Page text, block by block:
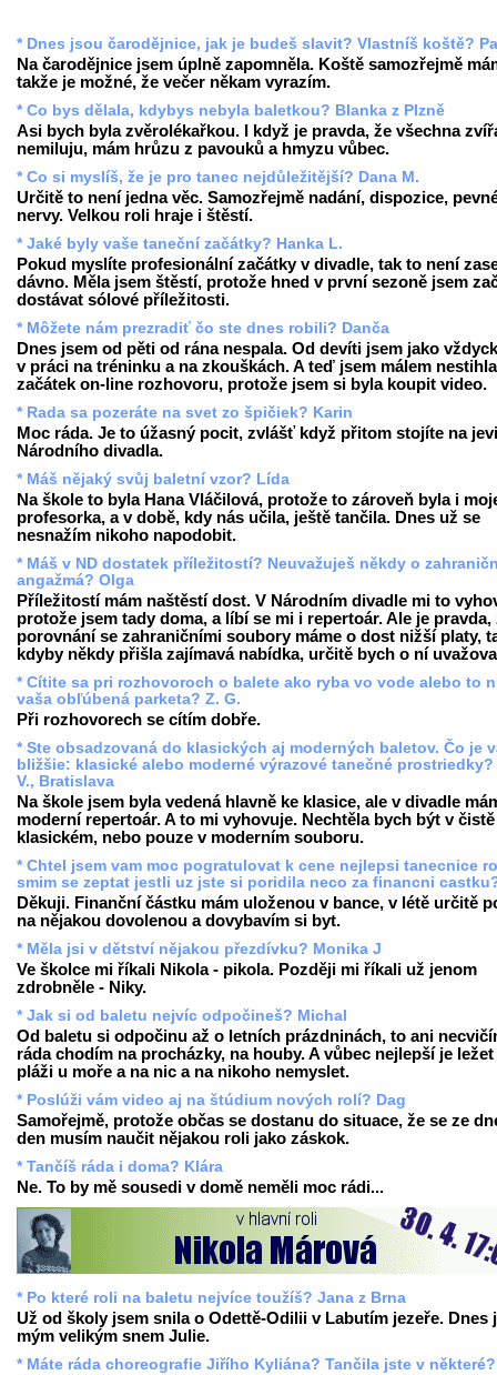
* Dnes jsou čarodějnice, jak je budeš slavit? Vlastníš koště?
Na čarodějnice jsem úplně zapomněla. Koště samozřejmě
takže je možné, že večer někam vyrazím.
* Co bys dělala, kdybys nebyla baletkou? Blanka z Plzně
Asi bych byla zvěrolékařkou. I když je pravda, že všechna
nemiluju, mám hrůzu z pavouků a hmyzu vůbec.
* Co si myslíš, že je pro tanec nejdůležitější? Dana M.
Určitě to není jedna věc. Samozřejmě nadání, dispozice,
nervy. Velkou roli hraje i štěstí.
* Jaké byly vaše taneční začátky? Hanka L.
Pokud myslíte profesionální začátky v divadle, tak to není
dávno. Měla jsem štěstí, protože hned v první sezoně jsem
dostávat sólové příležitosti.
* Môžete nám prezradiť čo ste dnes robili? Danča
Dnes jsem od pěti od rána nespala. Od devíti jsem jako
v práci na tréninku a na zkouškách. A teď jsem málem nestihla
začátek on-line rozhovoru, protože jsem si byla koupit video.
* Rada sa pozeráte na svet zo špičiek? Karin
Moc ráda. Je to úžasný pocit, zvlášť když přitom stojíte na
Národního divadla.
* Máš nějaký svůj baletní vzor? Lída
Na škole to byla Hana Vláčilová, protože to zároveň byla i
profesorka, a v době, kdy nás učila, ještě tančila. Dnes už se
nesnažím nikoho napodobit.
* Máš v ND dostatek příležitostí? Neuvažuješ někdy o
angažmá? Olga
Příležitostí mám naštěstí dost. V Národním divadle mi to
protože jsem tady doma, a líbí se mi i repertoár. Ale je pravda,
porovnání se zahraničními soubory máme o dost nižší platy,
kdyby někdy přišla zajímavá nabídka, určitě bych o ní
* Cítite sa pri rozhovoroch o balete ako ryba vo vode alebo to
vaša obľúbená parketa? Z. G.
Při rozhovorech se cítím dobře.
* Ste obsadzovaná do klasických aj moderných baletov. Čo je
bližšie: klasické alebo moderné výrazové tanečné prostriedky?
V., Bratislava
Na škole jsem byla vedená hlavně ke klasice, ale v divadle
moderní repertoár. A to mi vyhovuje. Nechtěla bych být v čistě
klasickém, nebo pouze v moderním souboru.
* Chtel jsem vam moc pogratulovat k cene nejlepsi tanecnice
smim se zeptat jestli uz jste si poridila neco za financni
Děkuji. Finanční částku mám uloženou v bance, v létě určitě
na nějakou dovolenou a dovybavím si byt.
* Měla jsi v dětství nějakou přezdívku? Monika J
Ve školce mi říkali Nikola - pikola. Později mi říkali už jenom
zdrobněle - Niky.
* Jak si od baletu nejvíc odpočineš? Michal
Od baletu si odpočinu až o letních prázdninách, to ani
ráda chodím na procházky, na houby. A vůbec nejlepší je ležet
pláži u moře a na nic a na nikoho nemyslet.
* Poslúži vám video aj na štúdium nových rolí? Dag
Samořejmě, protože občas se dostanu do situace, že se ze
den musím naučit nějakou roli jako záskok.
* Tančíš ráda i doma? Klára
Ne. To by mě sousedi v domě neměli moc rádi...
* Po které roli na baletu nejvíce toužíš? Jana z Brna
Už od školy jsem snila o Odettě-Odilii v Labutím jezeře. Dnes
mým velikým snem Julie.
* Máte ráda choreografie Jiřího Kyliána? Tančila jste v některé?